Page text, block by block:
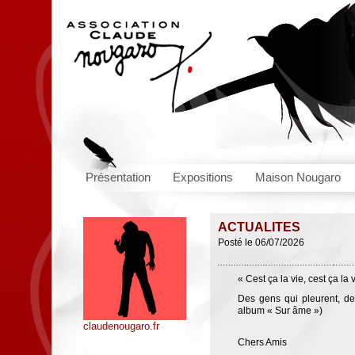
Présentation Expositions Maison Nougaro
claudenougaro.fr
ACTUALITES
Posté le 06/07/2026
« Cest ça la vie, cest ça la
Des gens qui pleurent,
album « Sur âme »)
Chers Amis